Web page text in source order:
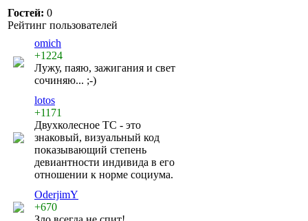
Гостей: 0
Рейтинг пользователей
omich
+1224
Лужу, паяю, зажигания и свет
сочиняю... ;-)
lotos
+1171
Двухколесное ТС - это
знаковый, визуальный код
показывающий степень
девиантности индивида в его
отношении к норме социума.
OderjimY
+670